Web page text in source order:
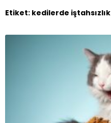
Etiket: kedilerde iştahsızlık